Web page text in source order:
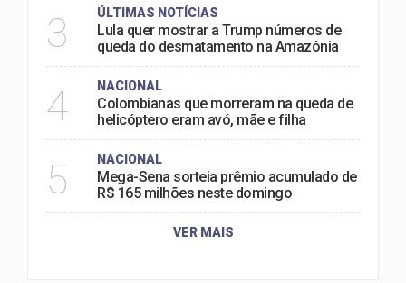
3 ÚLTIMAS NOTÍCIAS
Lula quer mostrar a Trump números de
queda do desmatamento na Amazônia
4 NACIONAL
Colombianas que morreram na queda de
helicóptero eram avó, mãe e filha
5 NACIONAL
Mega-Sena sorteia prêmio acumulado de
R$ 165 milhões neste domingo
VER MAIS